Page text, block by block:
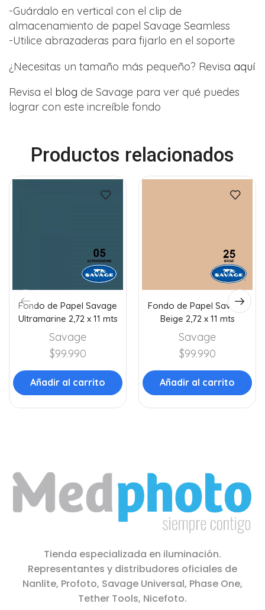
-Guárdalo en vertical con el clip de
almacenamiento de papel Savage Seamless
-Utilice abrazaderas para fijarlo en el soporte
¿Necesitas un tamaño más pequeño? Revisa aquí
Revisa el blog de Savage para ver qué puedes
lograr con este increíble fondo
Productos relacionados
Fondo de Papel Savage
Ultramarine 2,72 x 11 mts
Savage
$99.990
Añadir al carrito
Fondo de Papel Savage
Beige 2,72 x 11 mts
Savage
$99.990
Añadir al carrito
Tienda especializada en iluminación.
Representantes y distribudores oficiales de
Nanlite, Profoto, Savage Universal, Phase One,
Tether Tools, Nicefoto.